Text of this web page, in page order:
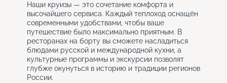
Наши круизы — это сочетание комфорта и
высочайшего сервиса. Каждый теплоход оснащён
современными удобствами, чтобы ваше
путешествие было максимально приятным. В
ресторанах на борту вы сможете насладиться
блюдами русской и международной кухни, а
культурные программы и экскурсии позволят
глубже окунуться в историю и традиции регионов
России.